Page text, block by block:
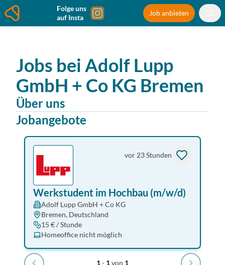
Folge uns
auf Insta
Job anbieten
Jobs bei Adolf Lupp
GmbH + Co KG Bremen
Über uns
Jobangebote
vor 23 Stunden
Werkstudent im Hochbau (m/w/d)
Adolf Lupp GmbH + Co KG
Bremen, Deutschland
15 € / Stunde
Homeoffice nicht möglich
1- 1von 1